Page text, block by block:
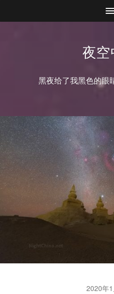
夜空
黑夜给了我黑色的眼
2020年